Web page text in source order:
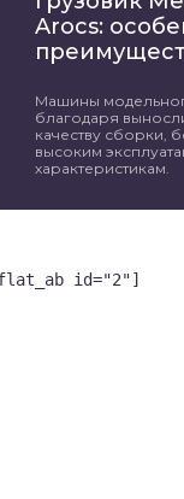
Arocs:
Машины
благодаря
качеству сборки,
высоким
характеристикам.
id="2"]